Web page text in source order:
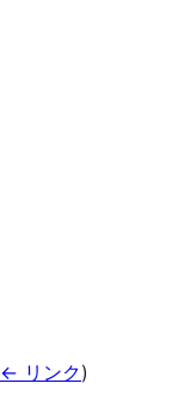
← リンク)